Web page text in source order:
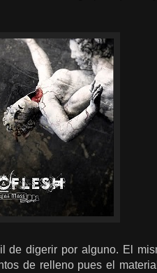
de digerir por alguno. El
de relleno pues el